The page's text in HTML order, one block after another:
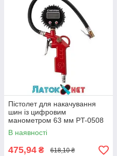
Пістолет для накачування
шин із цифровим
манометром 63 мм PT-0508
Intertool
В наявності
475,94 ₴ 618,10 ₴